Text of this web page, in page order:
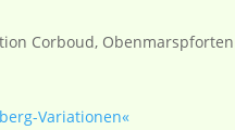
Corboud, Obenmarspforten
Variationen«